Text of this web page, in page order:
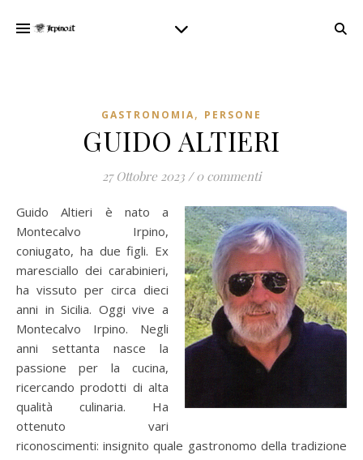
GASTRONOMIA, PERSONE
GUIDO ALTIERI
27 Ottobre 2023 / 0 commenti
Guido Altieri è nato a
Montecalvo Irpino,
coniugato, ha due figli. Ex
maresciallo dei carabinieri,
ha vissuto per circa dieci
anni in Sicilia. Oggi vive a
Montecalvo Irpino. Negli
anni settanta nasce la
passione per la cucina,
ricercando prodotti di alta
qualità culinaria. Ha
ottenuto vari
riconoscimenti: insignito quale gastronomo della tradizione